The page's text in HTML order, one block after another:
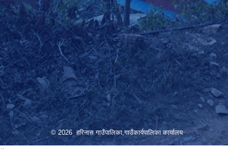
© 2026 हरिनास गाउँपालिका,गाउँकार्यपालिका कार्यालय